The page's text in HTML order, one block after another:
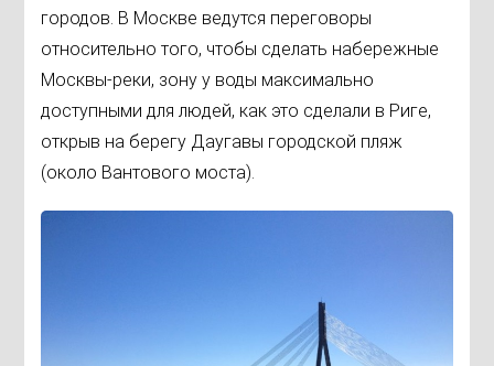
городов. В Москве ведутся переговоры
относительно того, чтобы сделать набережные
Москвы-реки, зону у воды максимально
доступными для людей, как это сделали в Риге,
открыв на берегу Даугавы городской пляж
(около Вантового моста).